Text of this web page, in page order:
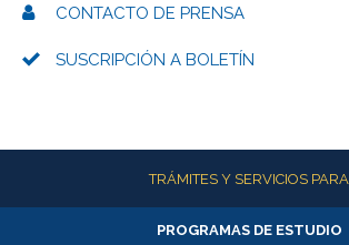
CONTACTO DE PRENSA
SUSCRIPCIÓN A BOLETÍN
Más informaciónTRÁMITES Y SERVICIOS PARA
Alumnas/os y exalumnas/os
PROGRAMAS DE ESTUDIO